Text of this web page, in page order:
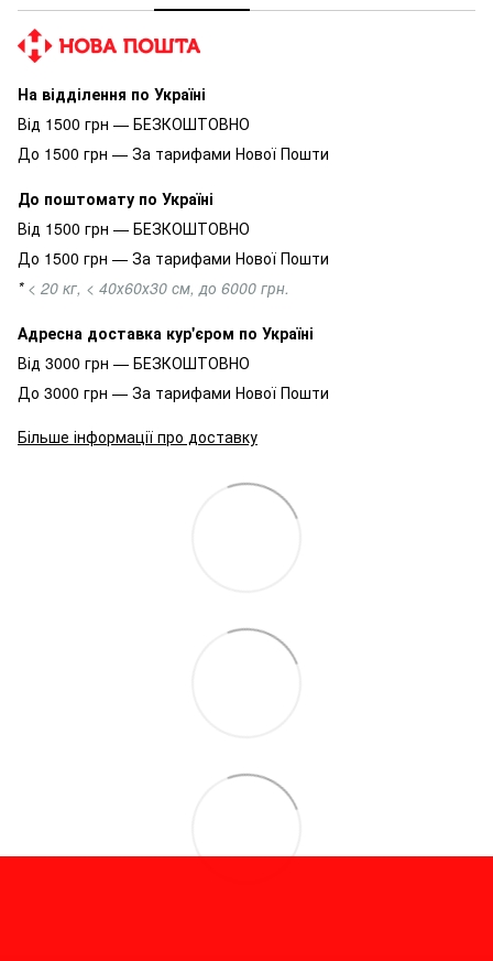
На відділення по Україні
Від 1500 грн — БЕЗКОШТОВНО
До 1500 грн — За тарифами Нової Пошти
До поштомату по Україні
Від 1500 грн — БЕЗКОШТОВНО
До 1500 грн — За тарифами Нової Пошти
* < 20 кг, < 40х60х30 см, до 6000 грн.
Адресна доставка кур'єром по Україні
Від 3000 грн — БЕЗКОШТОВНО
До 3000 грн — За тарифами Нової Пошти
Більше інформації про доставку